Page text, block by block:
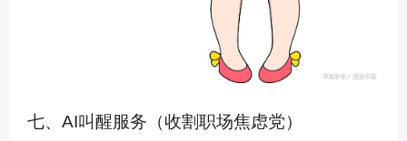
七、AI叫醒服务（收割职场焦虑党）